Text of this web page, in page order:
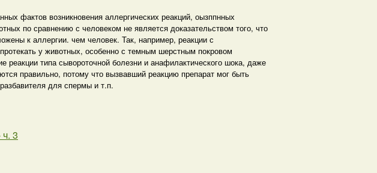
фактов возникновения аллергических реакций, оызппнных
по сравнению с человеком не является доказательством того, что
к аллергии. чем человек. Так, например, реакции с
у животных, особенно с темным шерстным покровом
реакции типа сывороточной болезни и анафилактического шока, даже
правильно, потому что вызвавший реакцию препарат мог быть
для спермы и т.п.
3